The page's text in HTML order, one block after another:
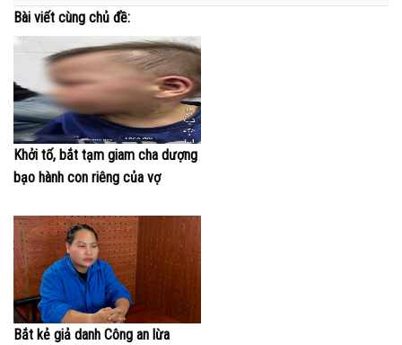
Bài viết cùng chủ đề:
Khởi tố, bắt tạm giam cha dượng
bạo hành con riêng của vợ
Bắt kẻ giả danh Công an lừa